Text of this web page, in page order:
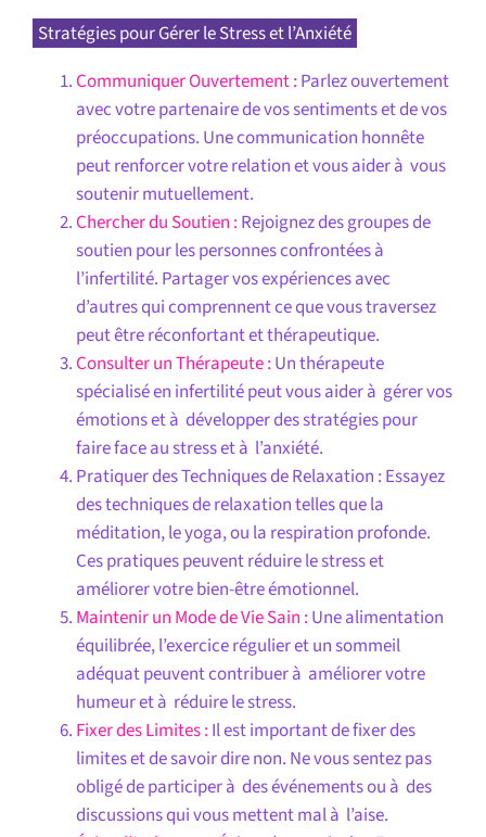
Stratégies pour Gérer le Stress et l’Anxiété
Communiquer Ouvertement : Parlez ouvertement
avec votre partenaire de vos sentiments et de vos
préoccupations. Une communication honnête
peut renforcer votre relation et vous aider à vous
soutenir mutuellement.
Chercher du Soutien : Rejoignez des groupes de
soutien pour les personnes confrontées à
l’infertilité. Partager vos expériences avec
d’autres qui comprennent ce que vous traversez
peut être réconfortant et thérapeutique.
Consulter un Thérapeute : Un thérapeute
spécialisé en infertilité peut vous aider à gérer vos
émotions et à développer des stratégies pour
faire face au stress et à l’anxiété.
Pratiquer des Techniques de Relaxation : Essayez
des techniques de relaxation telles que la
méditation, le yoga, ou la respiration profonde.
Ces pratiques peuvent réduire le stress et
améliorer votre bien-être émotionnel.
Maintenir un Mode de Vie Sain : Une alimentation
équilibrée, l’exercice régulier et un sommeil
adéquat peuvent contribuer à améliorer votre
humeur et à réduire le stress.
Fixer des Limites : Il est important de fixer des
limites et de savoir dire non. Ne vous sentez pas
obligé de participer à des événements ou à des
discussions qui vous mettent mal à l’aise.